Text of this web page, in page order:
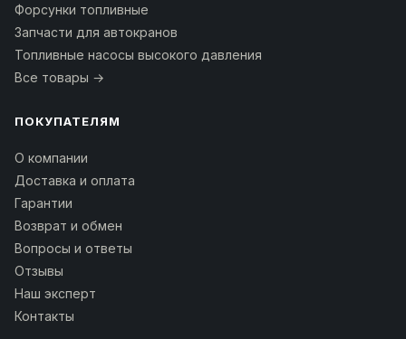
Форсунки топливные
Запчасти для автокранов
Топливные насосы высокого давления
Все товары →
ПОКУПАТЕЛЯМ
О компании
Доставка и оплата
Гарантии
Возврат и обмен
Вопросы и ответы
Отзывы
Наш эксперт
Контакты